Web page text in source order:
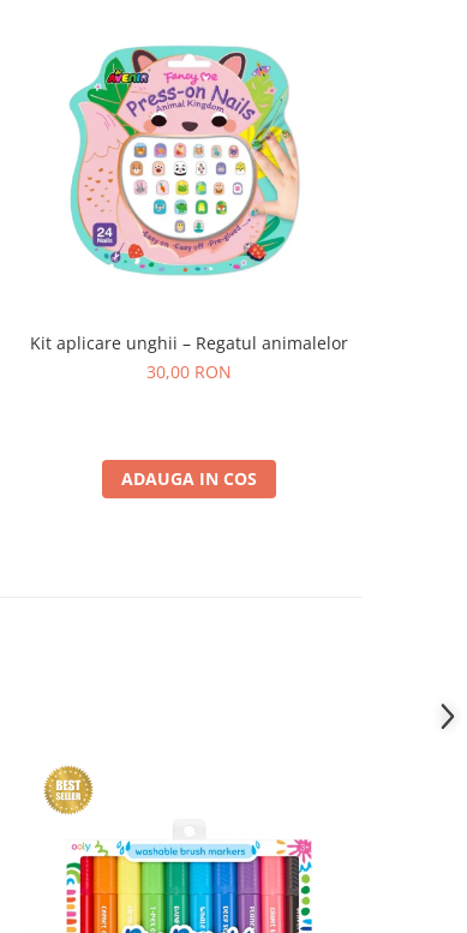
Kit aplicare unghii – Regatul animalelor
30,00 RON
ADAUGA IN COS